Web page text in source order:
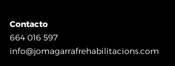
Contacto
664 016 597
info@jomagarrafrehabilitacions.com